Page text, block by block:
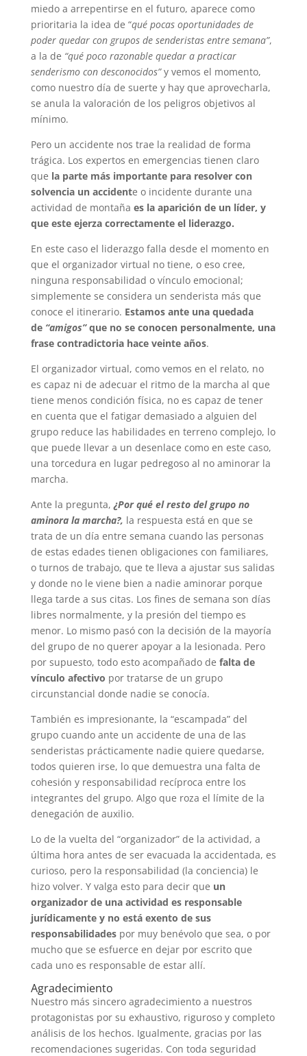
miedo a arrepentirse en el futuro, aparece como
prioritaria la idea de “qué pocas oportunidades de
poder quedar con grupos de senderistas entre semana”,
a la de “qué poco razonable quedar a practicar
senderismo con desconocidos”y vemos el momento,
como nuestro día de suerte y hay que aprovecharla,
se anula la valoración de los peligros objetivos al
mínimo.
Pero un accidente nos trae la realidad de forma
trágica. Los expertos en emergencias tienen claro
que la parte más importante para resolver con
solvencia un accidente o incidente durante una
actividad de montaña es la aparición de un líder, y
que este ejerza correctamente el liderazgo.
En este caso el liderazgo falla desde el momento en
que el organizador virtual no tiene, o eso cree,
ninguna responsabilidad o vínculo emocional;
simplemente se considera un senderista más que
conoce el itinerario. Estamos ante una quedada
de “amigos”que no se conocen personalmente, una
frase contradictoria hace veinte años.
El organizador virtual, como vemos en el relato, no
es capaz ni de adecuar el ritmo de la marcha al que
tiene menos condición física, no es capaz de tener
en cuenta que el fatigar demasiado a alguien del
grupo reduce las habilidades en terreno complejo, lo
que puede llevar a un desenlace como en este caso,
una torcedura en lugar pedregoso al no aminorar la
marcha.
Ante la pregunta,¿Por qué el resto del grupo no
aminora la marcha?, la respuesta está en que se
trata de un día entre semana cuando las personas
de estas edades tienen obligaciones con familiares,
o turnos de trabajo, que te lleva a ajustar sus salidas
y donde no le viene bien a nadie aminorar porque
llega tarde a sus citas. Los fines de semana son días
libres normalmente, y la presión del tiempo es
menor. Lo mismo pasó con la decisión de la mayoría
del grupo de no querer apoyar a la lesionada. Pero
por supuesto, todo esto acompañado de falta de
vínculo afectivo por tratarse de un grupo
circunstancial donde nadie se conocía.
También es impresionante, la “escampada” del
grupo cuando ante un accidente de una de las
senderistas prácticamente nadie quiere quedarse,
todos quieren irse, lo que demuestra una falta de
cohesión y responsabilidad recíproca entre los
integrantes del grupo. Algo que roza el límite de la
denegación de auxilio.
Lo de la vuelta del “organizador” de la actividad, a
última hora antes de ser evacuada la accidentada, es
curioso, pero la responsabilidad (la conciencia) le
hizo volver. Y valga esto para decir que un
organizador de una actividad es responsable
jurídicamente y no está exento de sus
responsabilidadespor muy benévolo que sea, o por
mucho que se esfuerce en dejar por escrito que
cada uno es responsable de estar allí.
Agradecimiento
Nuestro más sincero agradecimiento a nuestros
protagonistas por su exhaustivo, riguroso y completo
análisis de los hechos. Igualmente, gracias por las
recomendaciones sugeridas. Con toda seguridad